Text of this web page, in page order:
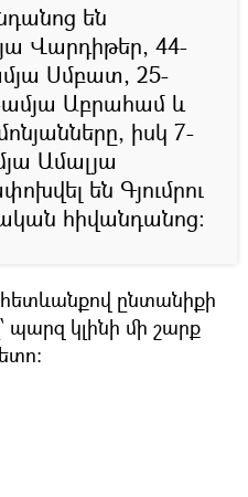
են
Վարդիթեր, 44-
Սմբատ, 25-
Աբրահամ և
իսկ 7-
Ամալյա
են Գյումրու
հիվանդանոց:
ընտանիքի
պարզ կլինի մի շարք